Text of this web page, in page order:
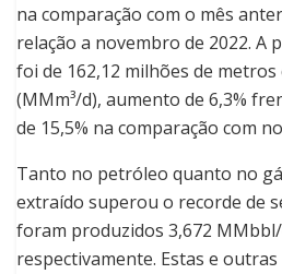
na comparação com o mês
relação a novembro de 2022. A
foi de 162,12 milhões de
(MMm³/d), aumento de 6,3%
de 15,5% na comparação com
Tanto no petróleo quanto no
extraído superou o recorde de
foram produzidos 3,672 MMbbl/
respectivamente. Estas e